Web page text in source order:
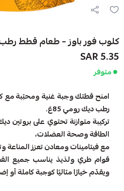
كلوب فور باوز – طعام قطط رطب
5.35 SAR
متوفر
امنح قطتك وجبة غنية ومحبّبة مع
رطب ديك رومي 85غ.
تركيبة متوازنة تحتوي على بروتين
الطاقة وصحة العضلات،
مع فيتامينات ومعادن تعزز المناعة
قوام طري ولذيذ يناسب جميع
ويقدّم خيارًا مثاليًا كوجبة كاملة أو